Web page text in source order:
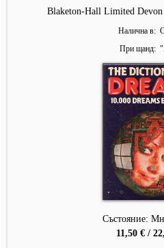
Blaketon-Hall Limited
Налична в
При щанд
"
Състояние:
11,50 € /